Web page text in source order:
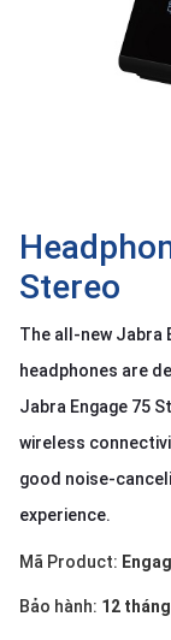
Stereo
The all-new Jabra
headphones are
Jabra Engage 75
wireless
good noise-
experience.
Mã Product:
Bảo hành: 12 tháng
Contact
Giới
thiệu
Tiếng
English